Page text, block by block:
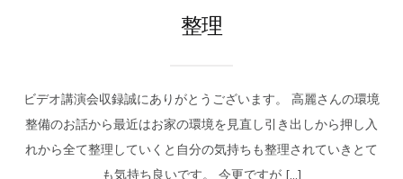
整理
ビデオ講演会収録誠にありがとうございます。 高麗さんの環境
整備のお話から最近はお家の環境を見直し引き出しから押し入
れから全て整理していくと自分の気持ちも整理されていきとて
も気持ち良いです。 今更ですが […]